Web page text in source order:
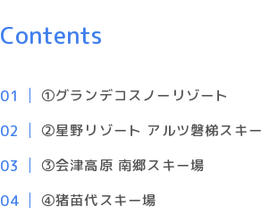
Contents
①グランデコスノーリゾート
②星野リゾート アルツ磐梯スキ
③会津高原 南郷スキー場
④猪苗代スキー場